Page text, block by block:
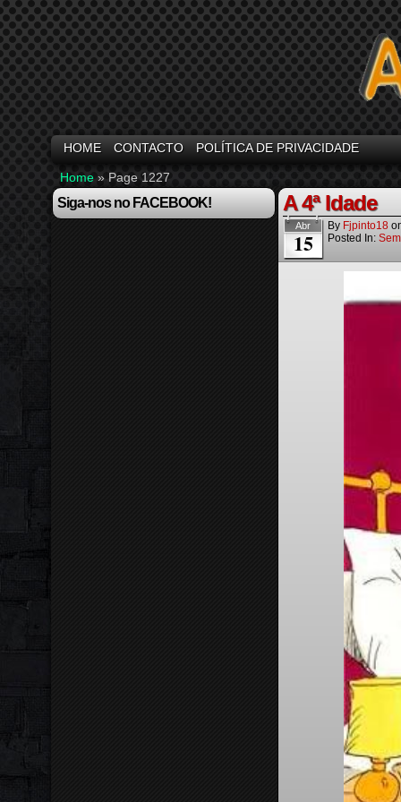
HOME CONTACTO POLÍTICA DE PRIVACIDADE
Home » Page 1227
Siga-nos no FACEBOOK! A 4ª Idade
Abr
15
By Fjpinto18
Posted In: